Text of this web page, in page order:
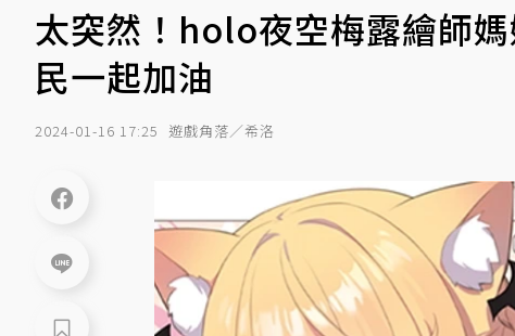
太突然！holo夜空梅露繪師
民一起加油
2024-01-16 17:25 遊戲角落／希洛